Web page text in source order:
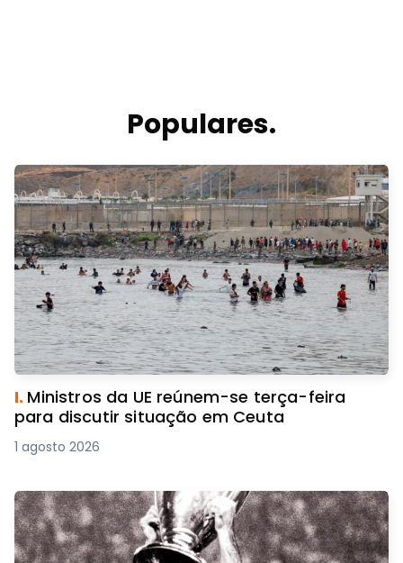
Populares.
I. Ministros da UE reúnem-se terça-feira
para discutir situação em Ceuta
1 agosto 2026